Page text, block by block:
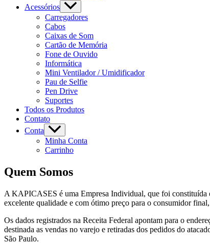
Acessórios
Carregadores
Cabos
Caixas de Som
Cartão de Memória
Fone de Ouvido
Informática
Mini Ventilador / Umidificador
Pau de Selfie
Pen Drive
Suportes
Todos os Produtos
Contato
Conta
Minha Conta
Carrinho
Quem Somos
A KAPICASES é uma Empresa Individual, que foi constituída
excelente qualidade e com ótimo preço para o consumidor
Os dados registrados na Receita Federal apontam para o
destinada as vendas no varejo e retiradas dos pedidos do
São Paulo.